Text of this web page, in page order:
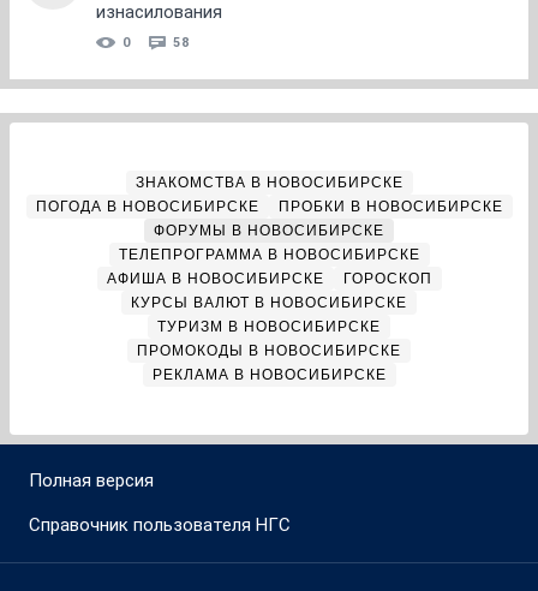
изнасилования
0 58
ЗНАКОМСТВА В НОВОСИБИРСКЕ
ПОГОДА В НОВОСИБИРСКЕ
ПРОБКИ В НОВОСИБИРСКЕ
ФОРУМЫ В НОВОСИБИРСКЕ
ТЕЛЕПРОГРАММА В НОВОСИБИРСКЕ
АФИША В НОВОСИБИРСКЕ
ГОРОСКОП
КУРСЫ ВАЛЮТ В НОВОСИБИРСКЕ
ТУРИЗМ В НОВОСИБИРСКЕ
ПРОМОКОДЫ В НОВОСИБИРСКЕ
РЕКЛАМА В НОВОСИБИРСКЕ
Полная версия
Справочник пользователя НГС